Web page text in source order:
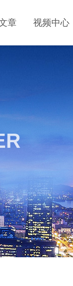
章 视频中心